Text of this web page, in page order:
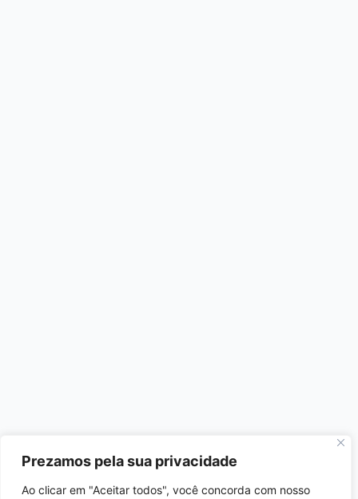
Prezamos pela sua privacidade
Ao clicar em "Aceitar todos", você concorda com nosso